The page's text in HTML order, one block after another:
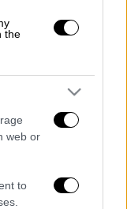
the
web or
to